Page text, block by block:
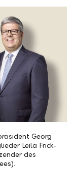
Georg
Leila Frick-
des